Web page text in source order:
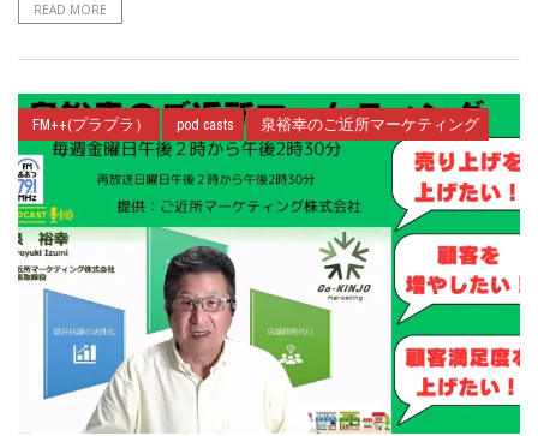
READ MORE
FM++(プラプラ） pod casts 泉裕幸のご近所マーケティング